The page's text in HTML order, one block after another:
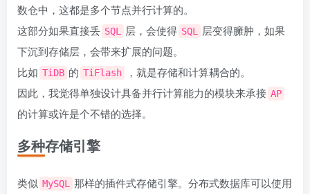
数仓中，这都是多个节点并行计算的。
这部分如果直接丢 SQL 层，会使得 SQL
层变得臃肿，如果
下沉到存储层，会带来扩展的问题。
比如 TiDB 的 TiFlash
，就是存储和计算耦合的。
因此，我觉得单独设计具备并行计算能力的模块来承接 AP
的计算或许是个不错的选择。
多种存储引擎
类似 MySQL
那样的插件式存储引擎。分布式数据库可以使用